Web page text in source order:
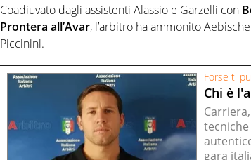
Coadiuvato dagli assistenti Alassio e Garzelli con
Prontera all’Avar, l’arbitro ha ammonito
Piccinini.
Forse ti
Chi è
gara